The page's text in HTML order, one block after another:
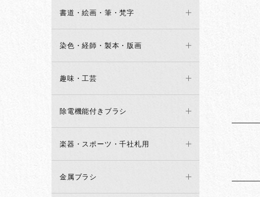
書道・絵画・筆・梵字
染色・経師・製本・版画
趣味・工芸
除電機能付きブラシ
楽器・スポーツ・千社札用
金属ブラシ